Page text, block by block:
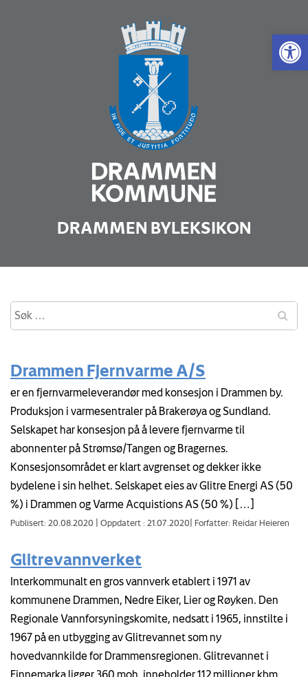
Vis
DRAMMEN BYLEKSIKON
Drammen Fjernvarme A/S
er en fjernvarmeleverandør med konsesjon i Drammen by.
Produksjon i varmesentraler på Brakerøya og Sundland.
Selskapet har konsesjon på å levere fjernvarme til
abonnenter på Strømsø/Tangen og Bragernes.
Konsesjonsområdet er klart avgrenset og dekker ikke
bydelene i sin helhet. Selskapet eies av Glitre Energi AS (50
%) i Drammen og Varme Acquistions AS (50 %) […]
Publisert: 20.08.2020 Oppdatert : 21.07.2020 Forfatter: Reidar Heieren
Glitrevannverket
Interkommunalt en gros vannverk etablert i 1971 av
kommunene Drammen, Nedre Eiker, Lier og Røyken. Den
Regionale Vannforsyningskomite, nedsatt i 1965, innstilte i
1967 på en utbygging av Glitrevannet som ny
hovedvannkilde for Drammensregionen. Glitrevannet i
Finnemarka ligger 360 moh, inneholder 112 millioner kbm